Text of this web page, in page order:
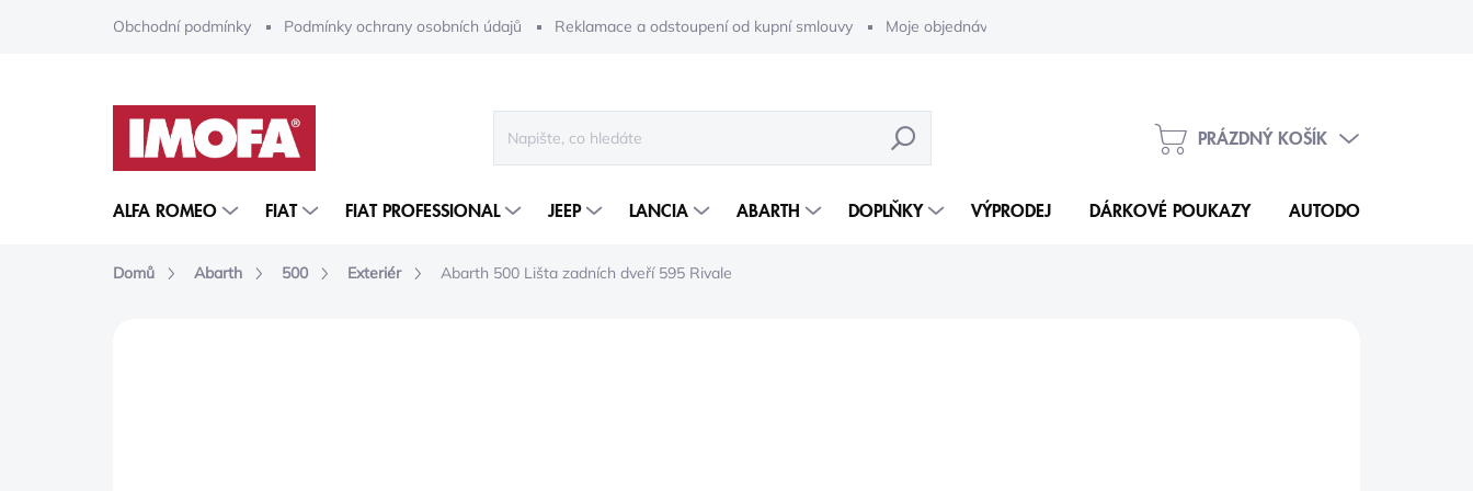
Obchodní podmínky Podmínky ochrany osobních údajů Reklamace a odstoupení od kupní smlouvy Moje objednávka
HLEDAT
NÁKUPNÍ
PRÁZDNÝ KOŠÍK
ALFA ROMEO FIAT FIAT PROFESSIONAL JEEP LANCIA ABARTH DOPLŇKY VÝPRODEJ DÁRKOVÉ POUKAZY AUTODOPLŇKY
Domů Abarth 500 Exteriér Abarth 500 Lišta zadních dveří 595 Rivale